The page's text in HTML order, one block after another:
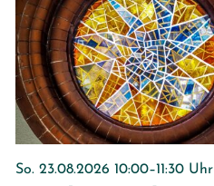
So. 23.08.2026 10:00–11:30 Uhr